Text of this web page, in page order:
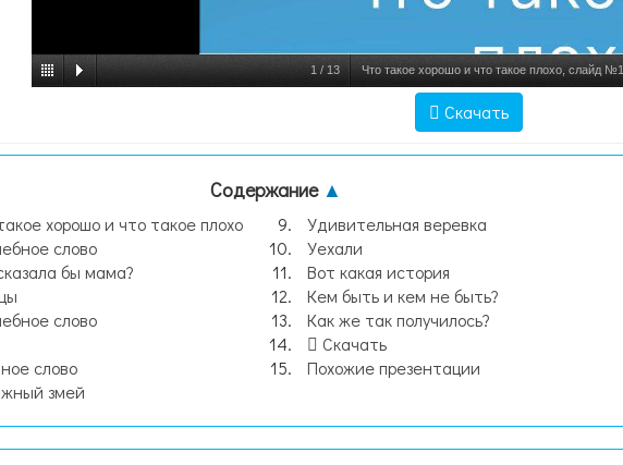
1 / 13 Что такое хорошо и что такое плохо, слайд №1
Скачать
Содержание ▲
хорошо и что такое плохо
слово
бы мама?
слово
слово
змей
Удивительная веревка
Уехали
Вот какая история
Кем быть и кем не быть?
Как же так получилось?
Скачать
Похожие презентации